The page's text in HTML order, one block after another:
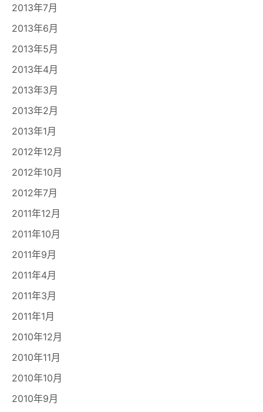
2013年7月
2013年6月
2013年5月
2013年4月
2013年3月
2013年2月
2013年1月
2012年12月
2012年10月
2012年7月
2011年12月
2011年10月
2011年9月
2011年4月
2011年3月
2011年1月
2010年12月
2010年11月
2010年10月
2010年9月